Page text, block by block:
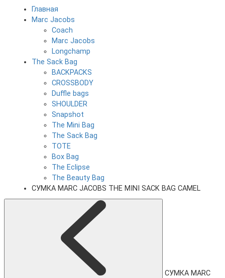
Главная
Marc Jacobs
Coach
Marc Jacobs
Longchamp
The Sack Bag
BACKPACKS
CROSSBODY
Duffle bags
SHOULDER
Snapshot
The Mini Bag
The Sack Bag
TOTE
Box Bag
The Eclipse
The Beauty Bag
СУМКА MARC JACOBS THE MINI SACK BAG CAMEL
СУМКА MARC